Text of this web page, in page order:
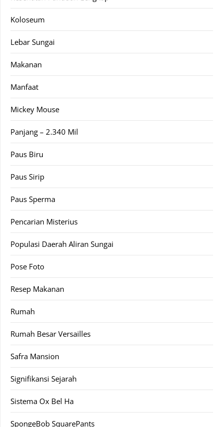
Koloseum
Lebar Sungai
Makanan
Manfaat
Mickey Mouse
Panjang – 2.340 Mil
Paus Biru
Paus Sirip
Paus Sperma
Pencarian Misterius
Populasi Daerah Aliran Sungai
Pose Foto
Resep Makanan
Rumah
Rumah Besar Versailles
Safra Mansion
Signifikansi Sejarah
Sistema Ox Bel Ha
SpongeBob SquarePants